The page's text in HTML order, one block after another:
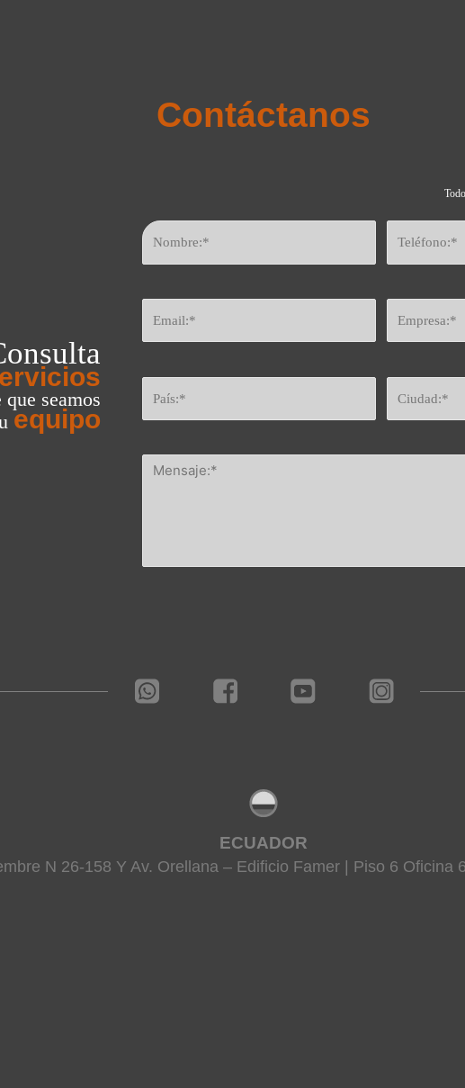
Contáctanos
seamos
equipo
ECUADOR
N 26-158 Y Av. Orellana – Edificio Famer | Piso 6 Oficina